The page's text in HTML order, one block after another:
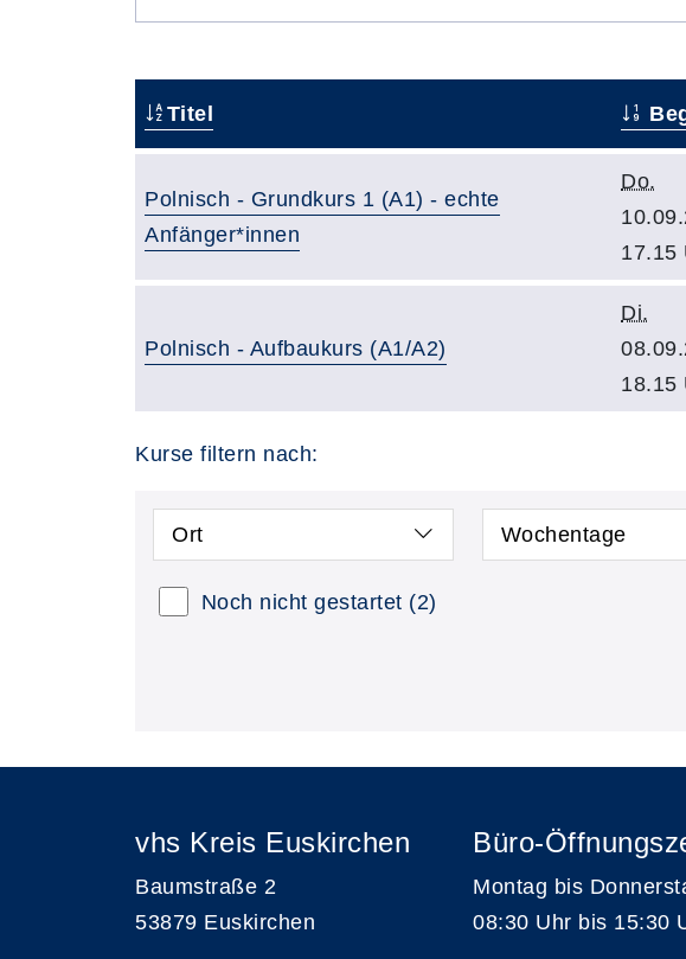
Titel
Polnisch - Grundkurs 1 (A1) - echte
Anfänger*innen
Do.
17.15
Polnisch - Aufbaukurs (A1/A2)
Di.
18.15
Kurse filtern nach:
Ort Wochentage
Noch nicht gestartet (2)
vhs Kreis Euskirchen
Baumstraße 2
53879 Euskirchen
Büro-
Montag bis
08:30 Uhr bis 15:30